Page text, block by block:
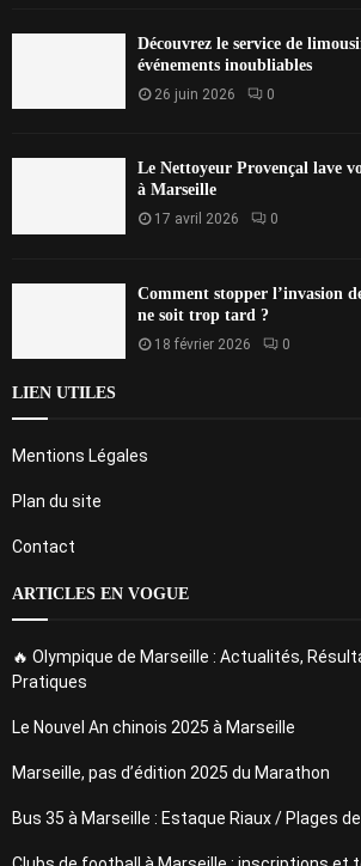
Découvrez le service de
événements inoubliables
26 juin 2026 0
Le Nettoyeur Provençal lave
à Marseille
17 avril 2026 0
Comment stopper l’invasion
ne soit trop tard ?
18 février 2026 0
LIEN UTILES
Mentions Légales
Plan du site
Contact
ARTICLES EN VOGUE
🔥 Olympique de Marseille : Actualités,
Pratiques
Le Nouvel An chinois 2025 à Marseille
Marseille, pas d’édition 2025 du Marathon
Bus 35 à Marseille : Estaque Riaux / Plages